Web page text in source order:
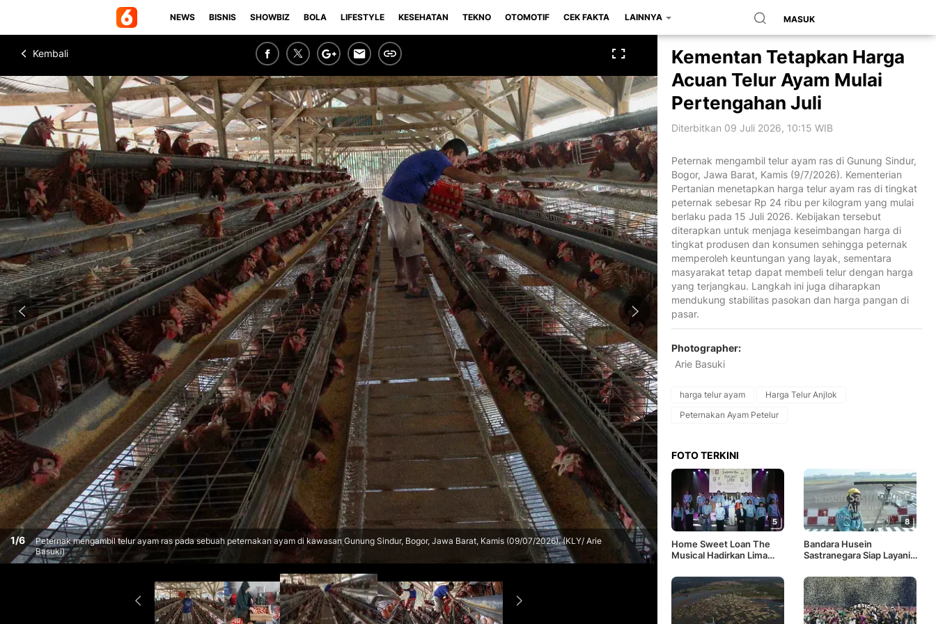
NEWS BISNIS SHOWBIZ BOLA LIFESTYLE KESEHATAN TEKNO OTOMOTIF CEK FAKTA LAINNYA MASUK
1/6
Peternak mengambil telur ayam ras pada sebuah peternakan ayam di kawasan Gunung Sindur, Bogor, Jawa Barat, Kamis (09/07/2026). (KLY/ Arie
Basuki)
1/ 6
Peternak mengambil telur ayam ras pada sebuah peternakan
Basuki)
Kementan Tetapkan Harga
Acuan Telur Ayam Mulai
Pertengahan Juli
Diterbitkan 09 Juli 2026, 10:15 WIB
Peternak mengambil telur ayam ras di Gunung Sindur,
Bogor, Jawa Barat, Kamis (9/7/2026). Kementerian
Pertanian menetapkan harga telur ayam ras di tingkat
peternak sebesar Rp 24 ribu per kilogram yang mulai
berlaku pada 15 Juli 2026. Kebijakan tersebut
diterapkan untuk menjaga keseimbangan harga di
tingkat produsen dan konsumen sehingga peternak
memperoleh keuntungan yang layak, sementara
masyarakat tetap dapat membeli telur dengan harga
yang terjangkau. Langkah ini juga diharapkan
mendukung stabilitas pasokan dan harga pangan di
pasar.
Photographer:
Arie Basuki
harga telur ayam
Harga Telur Anjlok
Peternakan Ayam Petelur
FOTO TERKINI
5
Home Sweet Loan The
Musical Hadirkan Lima
8
Bandara Husein
Sastranegara Siap Layani